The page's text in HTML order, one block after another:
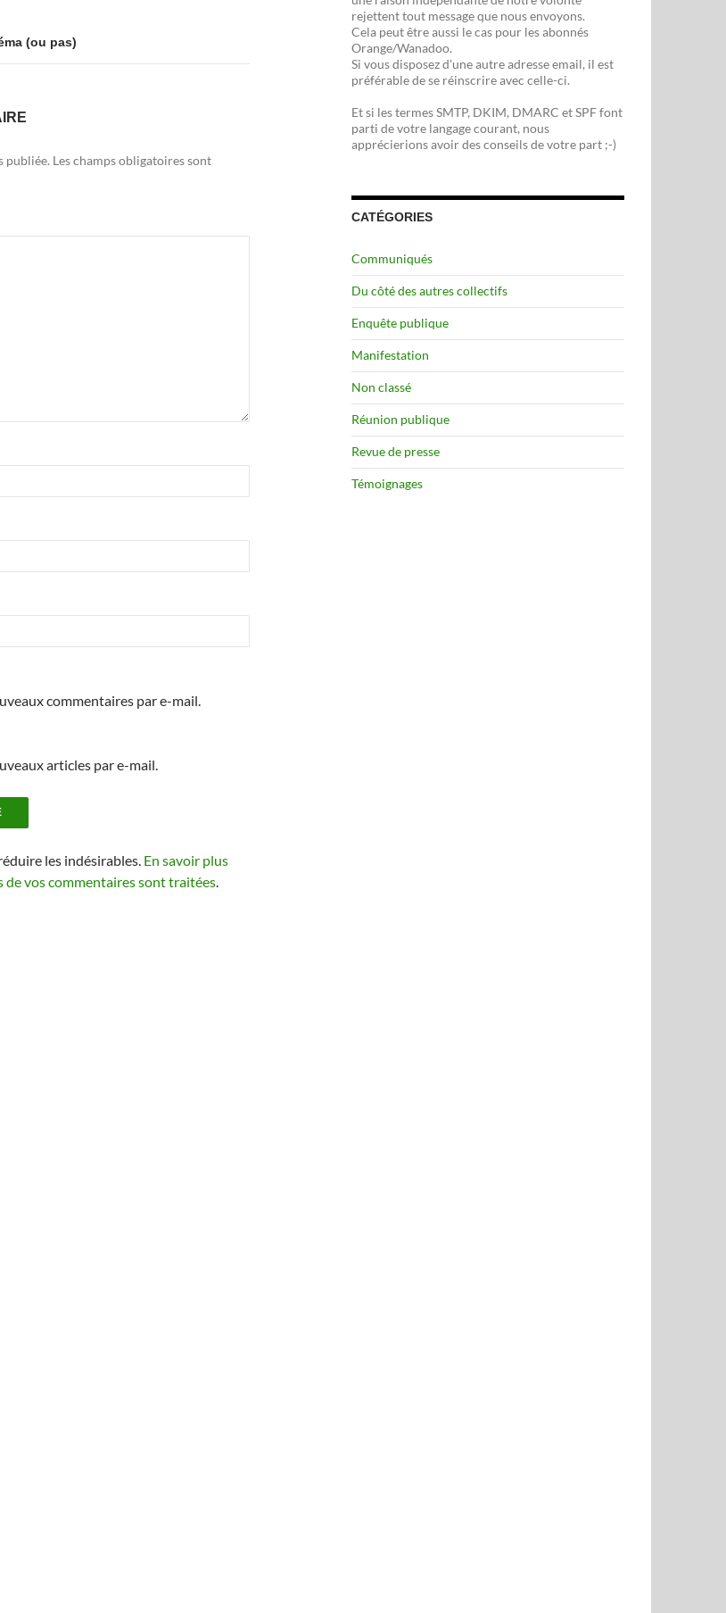
(ou pas)
publiée. Les champs obligatoires sont
commentaires par e-mail.
articles par e-mail.
les indésirables. En savoir plus
de vos commentaires sont traitées.
rejettent tout message que nous envoyons.
Cela peut être aussi le cas pour les abonnés
Orange/Wanadoo.
Si vous disposez d'une autre adresse email, il est
préférable de se réinscrire avec celle-ci.
Et si les termes SMTP, DKIM, DMARC et SPF font
parti de votre langage courant, nous
apprécierions avoir des conseils de votre part ;-)
CATÉGORIES
Communiqués
Du côté des autres collectifs
Enquête publique
Manifestation
Non classé
Réunion publique
Revue de presse
Témoignages